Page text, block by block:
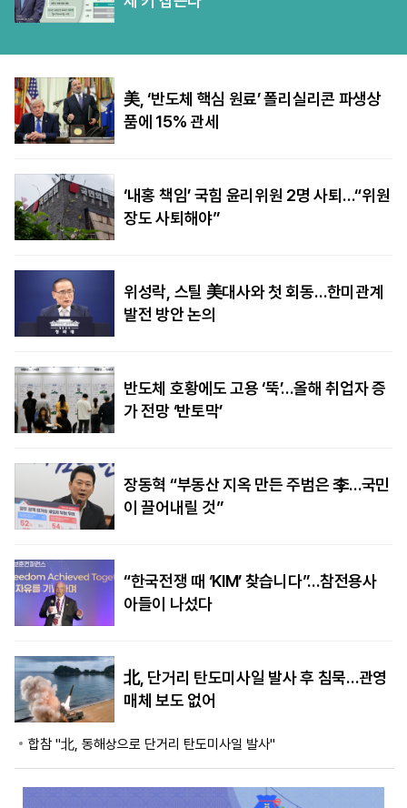
美, ‘반도체 핵심 원료’ 폴리실리콘 파생상
품에 15% 관세
‘내홍 책임’ 국힘 윤리위원 2명 사퇴…“위원
장도 사퇴해야”
위성락, 스틸 美대사와 첫 회동…한미관계
발전 방안 논의
반도체 호황에도 고용 ‘뚝’…올해 취업자 증
가 전망 ‘반토막’
장동혁 “부동산 지옥 만든 주범은 李…국민
이 끌어내릴 것”
“한국전쟁 때 ‘KIM’ 찾습니다”…참전용사
아들이 나섰다
北, 단거리 탄도미사일 발사 후 침묵…관영
매체 보도 없어
합참 "北, 동해상으로 단거리 탄도미사일 발사"